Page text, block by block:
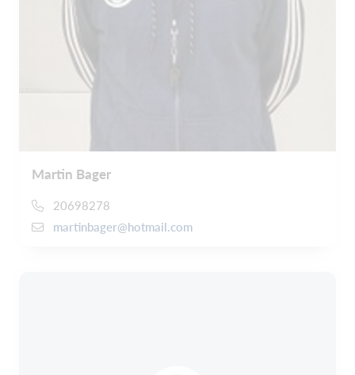
Martin Bager
20698278
martinbager@hotmail.com